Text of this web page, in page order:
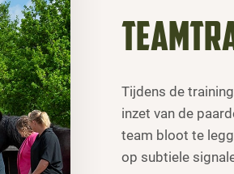
Tijdens de
inzet van de
team bloot te
op subtiele